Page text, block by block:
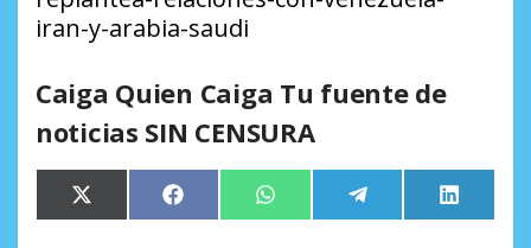
iran-y-arabia-saudi
Caiga Quien Caiga Tu fuente de
noticias SIN CENSURA
Compartir
en
X
(Twitter)
Compartir
en
Facebook Compartir
en
WhatsApp Compartir
en
Telegram
en
LinkedIn